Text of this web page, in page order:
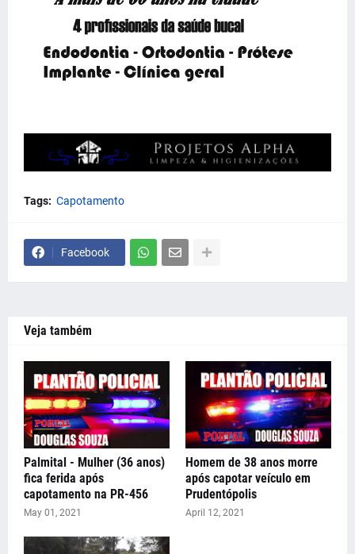
Tags: Capotamento
Facebook
Veja também
Palmital - Mulher (36 anos)
fica ferida após
capotamento na PR-456
May 01, 2021
Homem de 38 anos morre
após capotar veículo em
Prudentópolis
April 12, 2021